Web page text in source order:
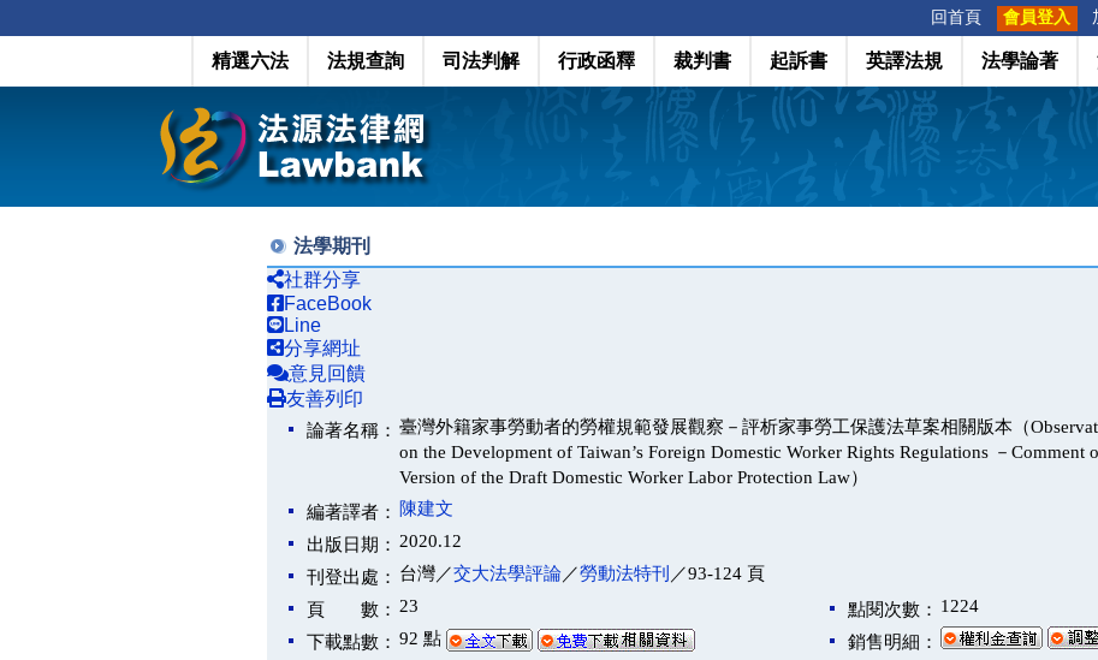
回首頁 會員登入
精選六法 法規查詢 司法判解 行政函釋 裁判書 起訴書 英譯法規 法學論著
法學期刊
社群分享
FaceBook
Line
分享網址
意見回饋
友善列印
論著名稱： 臺灣外籍家事勞動者的勞權規範發展觀察－評析家事勞工保護法草案相關版本（
on the Development of Taiwan’s Foreign Domestic Worker Rights Regulations －Comment
Version of the Draft Domestic Worker Labor Protection Law）
編著譯者：
陳建文
出版日期： 2020.12
刊登出處： 台灣／交大法學評論／勞動法特刊 ／93-124 頁
頁 數： 23 點閱次數： 1224
下載點數： 92 點
銷售明細：